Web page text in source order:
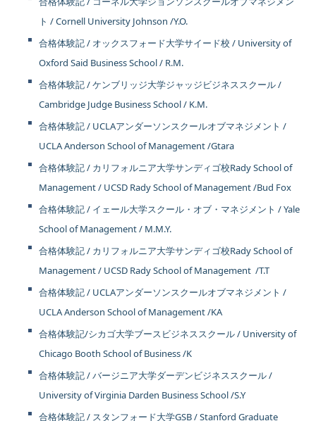
ト / Cornell University Johnson /Y.O.
合格体験記 / オックスフォード大学サイード校 / University of
Oxford Said Business School / R.M.
合格体験記 / ケンブリッジ大学ジャッジビジネススクール /
Cambridge Judge Business School / K.M.
合格体験記 / UCLAアンダーソンスクールオブマネジメント /
UCLA Anderson School of Management /Gtara
合格体験記 / カリフォルニア大学サンディゴ校Rady School of
Management / UCSD Rady School of Management /Bud Fox
合格体験記 / イェール大学スクール・オブ・マネジメント / Yale
School of Management / M.M.Y.
合格体験記 / カリフォルニア大学サンディゴ校Rady School of
Management / UCSD Rady School of Management /T.T
合格体験記 / UCLAアンダーソンスクールオブマネジメント /
UCLA Anderson School of Management /KA
合格体験記/シカゴ大学ブースビジネススクール / University of
Chicago Booth School of Business /K
合格体験記 / バージニア大学ダーデンビジネススクール /
University of Virginia Darden Business School /S.Y
合格体験記 / スタンフォード大学GSB / Stanford Graduate